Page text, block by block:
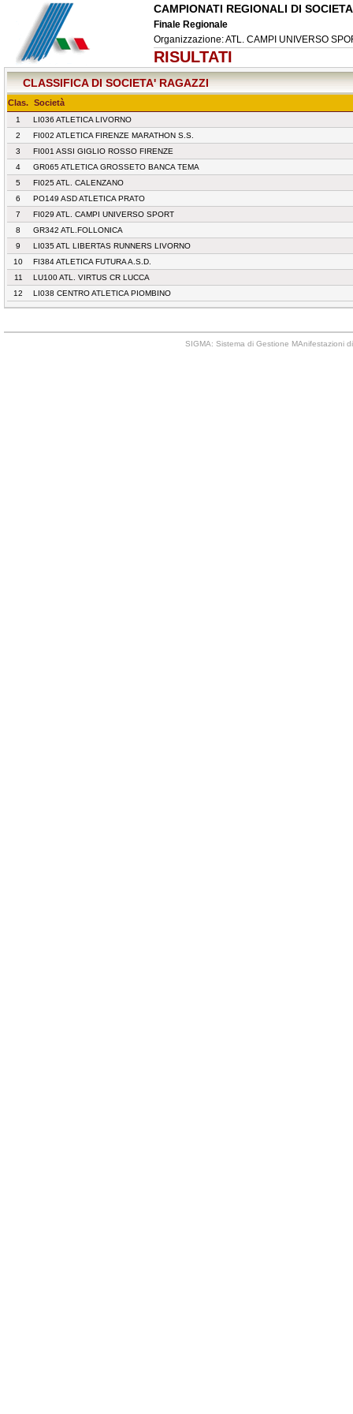
CAMPIONATI REGIONALI DI
Finale Regionale
Organizzazione: ATL. CAMPI UNIVERSO
RISULTATI
CLASSIFICA DI SOCIETA' RAGAZZI
Clas. Società
1
LI036 ATLETICA LIVORNO
2
FI002 ATLETICA FIRENZE MARATHON S.S.
3
FI001 ASSI GIGLIO ROSSO FIRENZE
4
GR065 ATLETICA GROSSETO BANCA TEMA
5
FI025 ATL. CALENZANO
6
PO149 ASD ATLETICA PRATO
7
FI029 ATL. CAMPI UNIVERSO SPORT
8
GR342 ATL.FOLLONICA
9
LI035 ATL LIBERTAS RUNNERS LIVORNO
10
FI384 ATLETICA FUTURA A.S.D.
11
LU100 ATL. VIRTUS CR LUCCA
12
LI038 CENTRO ATLETICA PIOMBINO
SIGMA: Sistema di Gestione MAnifestazioni